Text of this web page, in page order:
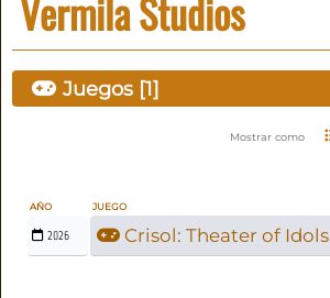
Vermila Studios
Juegos [1]
Mostrar como
AÑO JUEGO
2026 Crisol: Theater of Idols